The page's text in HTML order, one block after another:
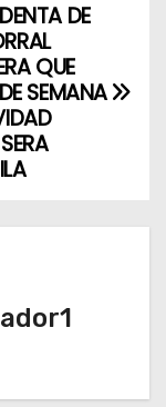
DE
QUE
SEMANA